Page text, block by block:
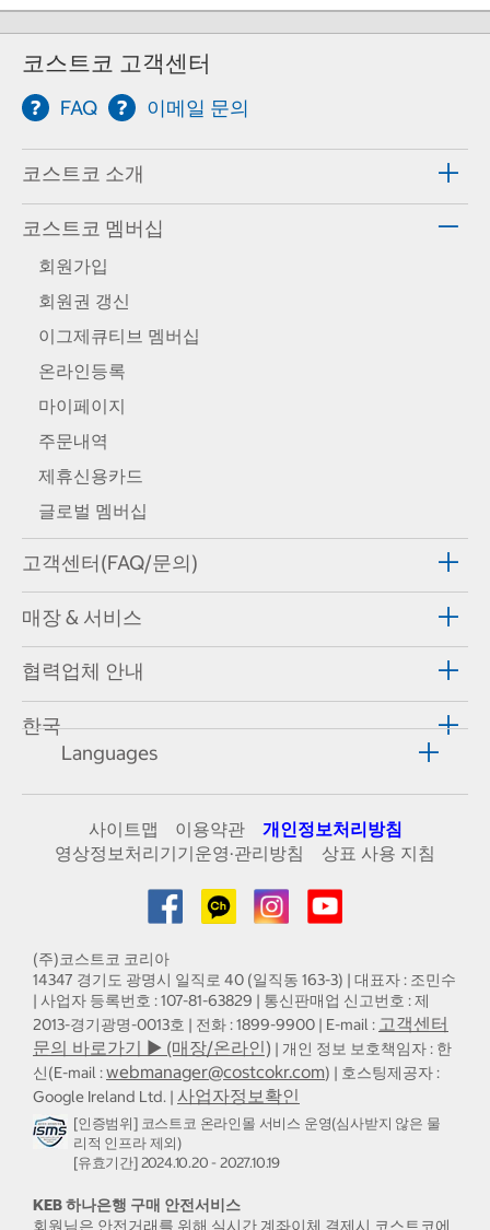
코스트코 고객센터
FAQ 이메일 문의
코스트코 소개
코스트코 멤버십
회원가입
회원권 갱신
이그제큐티브 멤버십
온라인등록
마이페이지
주문내역
제휴신용카드
글로벌 멤버십
고객센터(FAQ/문의)
매장 & 서비스
협력업체 안내
한국
Languages
사이트맵 이용약관
개인정보처리방침
영상정보처리기기운영·관리방침
상표 사용 지침
(주)코스트코 코리아
14347 경기도 광명시 일직로 40 (일직동 163-3) | 대표자 : 조민수
| 사업자 등록번호 : 107-81-63829 | 통신판매업 신고번호 : 제
2013-경기광명-0013호 | 전화 : 1899-9900 | E-mail : 고객센터
문의 바로가기 ▶ (매장/온라인) | 개인 정보 보호책임자 : 한
신(E-mail :webmanager@costcokr.com) | 호스팅제공자 :
Google Ireland Ltd. | 사업자정보확인
[인증범위] 코스트코 온라인몰 서비스 운영(심사받지 않은 물
리적 인프라 제외)
[유효기간] 2024.10.20 - 2027.10.19
KEB 하나은행 구매 안전서비스
회원님은 안전거래를 위해 실시간 계좌이체 결제시 코스트코에